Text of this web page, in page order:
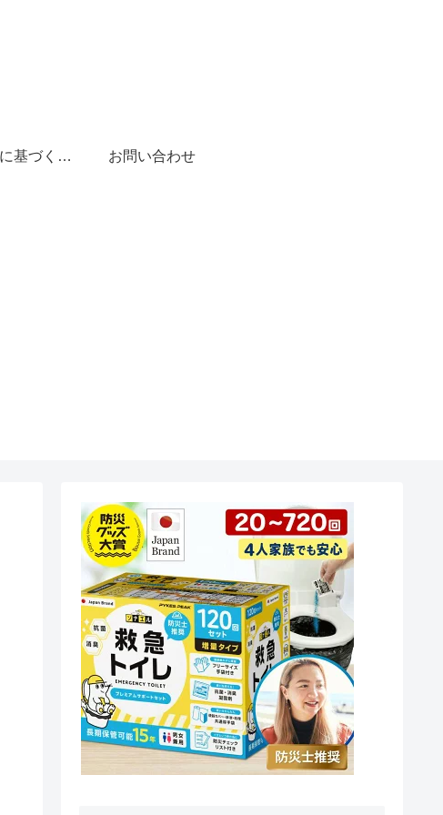
特定商取引法に基づく表記 お問い合わせ